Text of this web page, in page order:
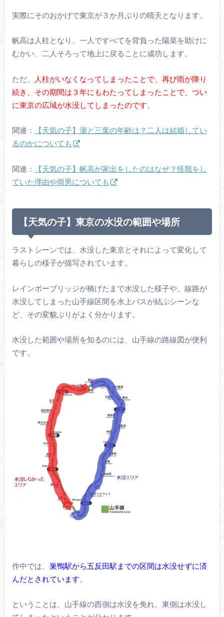
実際にそのおかげで東京が３か月ぶりの晴天となります。
帆高は人柱となり、一人ですべてを背負った陽菜を助けに
むかい、二人そろって地上に戻ることに成功します。
ただ、
人柱がいなくなってしまったことで、再び雨が降り
続き、その期間は３年にもわたってしまったことで、つい
に東京の広域が水没してしまったのです。
関連：
【天気の子】瀧と三葉の年齢は？二人は結婚してい
るのかについても
関連：
【天気の子】帆高が家出をしたのはなぜ？怪我をし
ていた理由や雨男についても
【天気の子】東京の水没の範囲や場所
ラストシーンでは、水没した東京とそれによって変化して
暮らしの様子が描写されています。
レインボーブリッジが橋げたまで水没した様子や、線路が
水没してしまった山手線区間を水上バスが結ぶシーンな
ど、その変貌ぶりがよく分かります。
水没した範囲や場所を知るのには、山手線の路線図が便利
です。
作中では、 巣鴨駅から五反田駅までの区間は水没せずに済
んだとされています。
ということは、山手線の西側は水没を免れ、東側は水没し